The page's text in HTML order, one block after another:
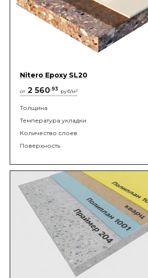
Nitero Epoxy SL20
от 2 560.93 руб/м2
Толщина
Температура укладки
Количество слоев
Поверхность